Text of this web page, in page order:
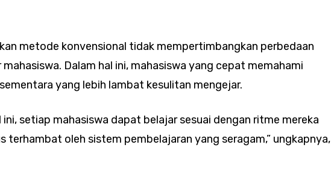
metode konvensional tidak mempertimbangkan perbedaan
Dalam hal ini, mahasiswa yang cepat memahami
yang lebih lambat kesulitan mengejar.
ini, setiap mahasiswa dapat belajar sesuai dengan ritme mereka
terhambat oleh sistem pembelajaran yang seragam,” ungkapnya,